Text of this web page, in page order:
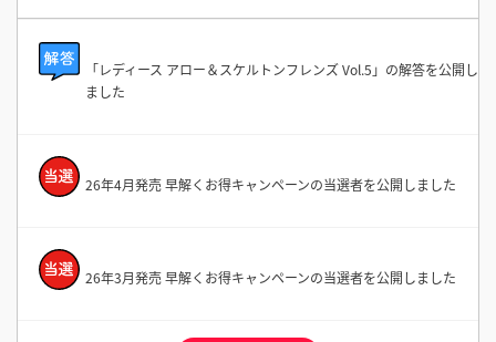
「レディース アロー＆スケルトンフレンズ Vol.5」の解答を公開し
ました
26年4月発売 早解くお得キャンペーンの当選者を公開しました
26年3月発売 早解くお得キャンペーンの当選者を公開しました